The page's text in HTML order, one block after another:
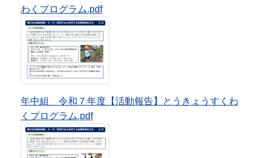
年長組① 令和７年度【活動報告】とうきょうすく
わくプログラム.pdf